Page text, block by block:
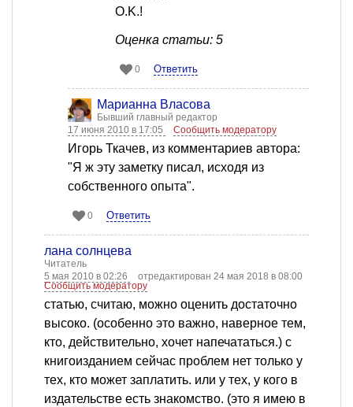
O.K.!
Оценка статьи: 5
0 Ответить
Марианна Власова
Бывший главный редактор
17 июня 2010 в 17:05
Сообщить модератору
Игорь Ткачев, из комментариев автора:
"Я ж эту заметку писал, исходя из
собственного опыта".
0 Ответить
лана солнцева
Читатель
5 мая 2010 в 02:26
отредактирован 24 мая 2018 в 08:00
Сообщить модератору
статью, считаю, можно оценить достаточно
высоко. (особенно это важно, наверное тем,
кто, действительно, хочет напечататься.) с
книгоизданием сейчас проблем нет только у
тех, кто может заплатить. или у тех, у кого в
издательстве есть знакомство. (это я имею в